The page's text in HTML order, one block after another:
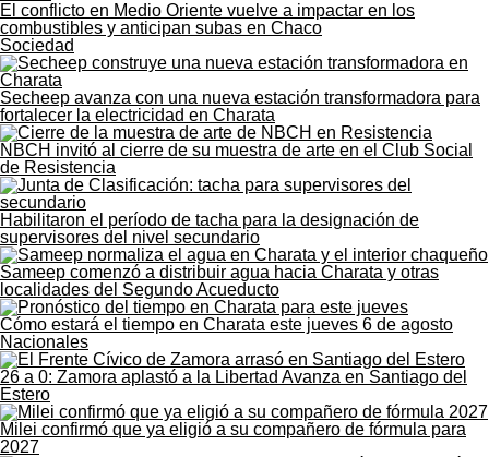
El conflicto en Medio Oriente vuelve a impactar en los
combustibles y anticipan subas en Chaco
Sociedad
Secheep avanza con una nueva estación transformadora para
fortalecer la electricidad en Charata
NBCH invitó al cierre de su muestra de arte en el Club Social
de Resistencia
Habilitaron el período de tacha para la designación de
supervisores del nivel secundario
Sameep comenzó a distribuir agua hacia Charata y otras
localidades del Segundo Acueducto
Cómo estará el tiempo en Charata este jueves 6 de agosto
Nacionales
26 a 0: Zamora aplastó a la Libertad Avanza en Santiago del
Estero
Milei confirmó que ya eligió a su compañero de fórmula para
2027